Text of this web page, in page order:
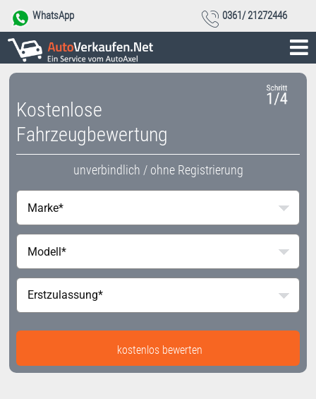
WhatsApp 0361/ 21272446
Kostenlose
Fahrzeugbewertung
unverbindlich / ohne Registrierung
kostenlos bewerten